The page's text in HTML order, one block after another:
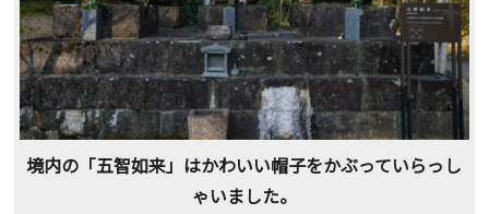
境内の「五智如来」はかわいい帽子をかぶっていらっし
ゃいました。